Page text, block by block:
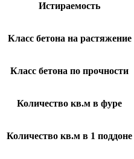
Истираемость
Класс бетона на растяжение
Класс бетона по прочности
Количество кв.м в фуре
Количество кв.м в 1 поддоне